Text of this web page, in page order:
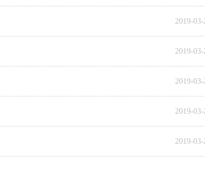
2019-
2019-
2019-
2019-
2019-